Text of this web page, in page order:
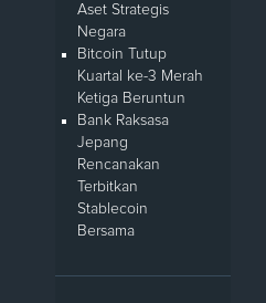
Aset Strategis
Negara
Bitcoin Tutup
Kuartal ke-3 Merah
Ketiga Beruntun
Bank Raksasa
Jepang
Rencanakan
Terbitkan
Stablecoin
Bersama